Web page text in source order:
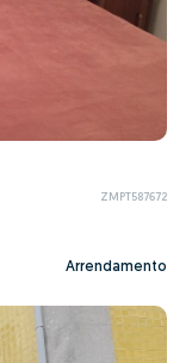
ZMPT587672
Arrendamento